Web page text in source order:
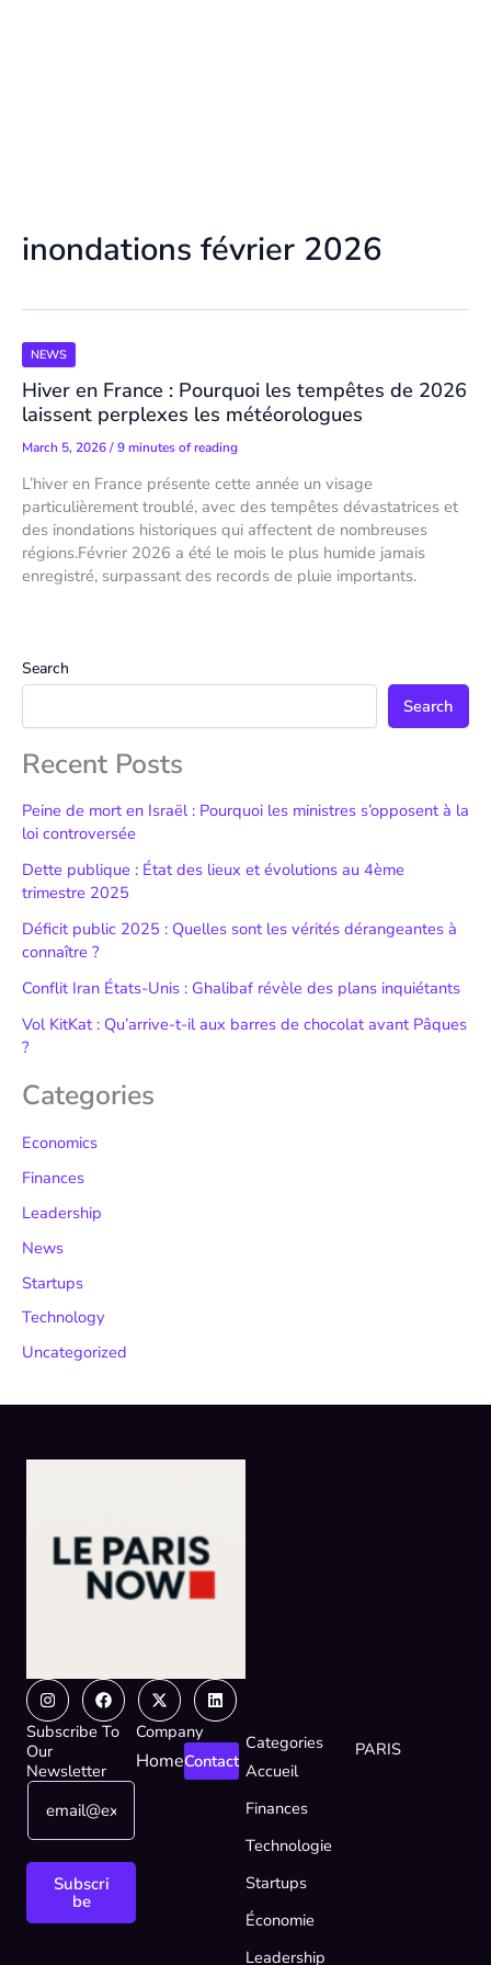
inondations février 2026
NEWS
Hiver en France : Pourquoi les tempêtes de 2026
laissent perplexes les météorologues
March 5, 2026/9 minutes of reading
L’hiver en France présente cette année un visage
particulièrement troublé, avec des tempêtes dévastatrices et
des inondations historiques qui affectent de nombreuses
régions.Février 2026 a été le mois le plus humide jamais
enregistré, surpassant des records de pluie importants.
Search
Search
Recent Posts
Peine de mort en Israël : Pourquoi les ministres s’opposent à la
loi controversée
Dette publique : État des lieux et évolutions au 4ème
trimestre 2025
Déficit public 2025 : Quelles sont les vérités dérangeantes à
connaître ?
Conflit Iran États-Unis : Ghalibaf révèle des plans inquiétants
Vol KitKat : Qu’arrive-t-il aux barres de chocolat avant Pâques
?
Categories
Economics
Finances
Leadership
News
Startups
Technology
Uncategorized
InstagramFacebook
X-
twitter
Linkedin
Subscribe To
Our
Newsletter
E
a
i
m
E
a
Subscri
be
Company
HomeContact
Categories
Accueil
Finances
Technologie
Startups
Économie
Leadership
PARIS